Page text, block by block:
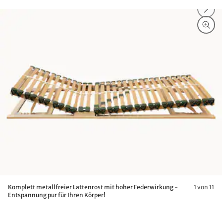
Komplett metallfreier Lattenrost mit hoher Federwirkung -
Entspannung pur für Ihren Körper!
1 von 11